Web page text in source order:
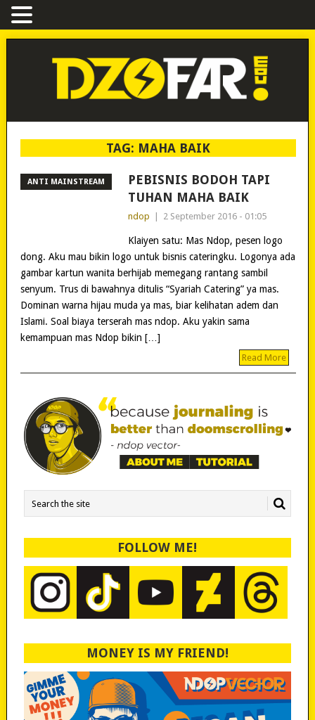
TAG: MAHA BAIK
ANTI MAINSTREAM
PEBISNIS BODOH TAPI
TUHAN MAHA BAIK
ndop 2 September 2016 - 01:05
Klaiyen satu: Mas Ndop, pesen logo
dong. Aku mau bikin logo untuk bisnis cateringku. Logonya ada
gambar kartun wanita berhijab memegang rantang sambil
senyum. Trus di bawahnya ditulis “Syariah Catering” ya mas.
Dominan warna hijau muda ya mas, biar kelihatan adem dan
Islami. Soal biaya terserah mas ndop. Aku yakin sama
kemampuan mas Ndop bikin […]
Read More
FOLLOW ME!
MONEY IS MY FRIEND!